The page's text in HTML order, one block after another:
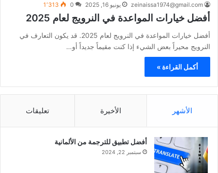
zeinaissa1974@gmail.com يونيو 16, 2025 0 1٬313
أفضل خيارات المواعدة في النرويج لعام 2025
أفضل خيارات المواعدة في النرويج لعام 2025. قد يكون التعارف في
النرويج محيراً بعض الشيء إذا كنت مقيماً جديداً أو…
أكمل القراءة »
الأشهر الأخيرة تعليقات
أفضل تطبيق للترجمة من الألمانية
سبتمبر 22, 2024